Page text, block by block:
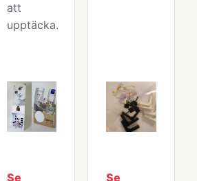
att
upptäcka.
Se Se